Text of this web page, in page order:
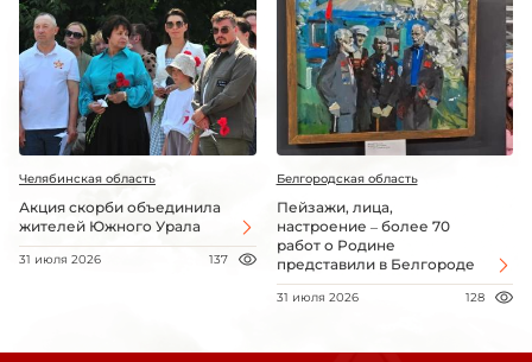
Челябинская область
Акция скорби объединила
жителей Южного Урала
31 июля 2026 137
Белгородская область
Пейзажи, лица,
настроение – более 70
работ о Родине
представили в Белгороде
31 июля 2026 128